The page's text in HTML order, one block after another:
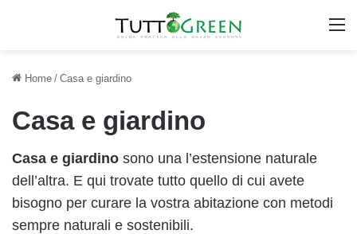
Home / Casa e giardino
Casa e giardino
Casa e giardino sono una l’estensione naturale
dell’altra. E qui trovate tutto quello di cui avete
bisogno per curare la vostra abitazione con metodi
sempre naturali e sostenibili.